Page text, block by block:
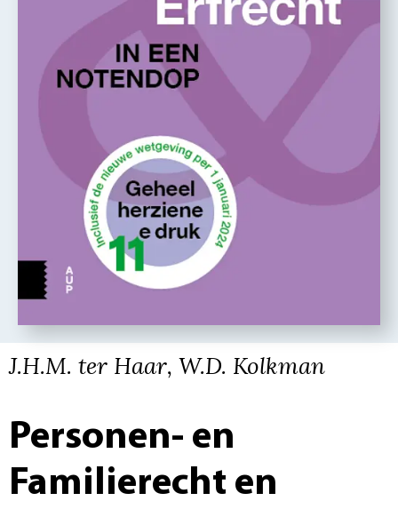
J.H.M. ter Haar, W.D. Kolkman
Personen- en
Familierecht en